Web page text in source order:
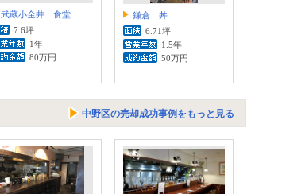
武蔵小金井 食堂
7.6坪
1年
80万円
鎌倉 丼
6.71坪
1.5年
50万円
中野区の売却成功事例をもっと見る